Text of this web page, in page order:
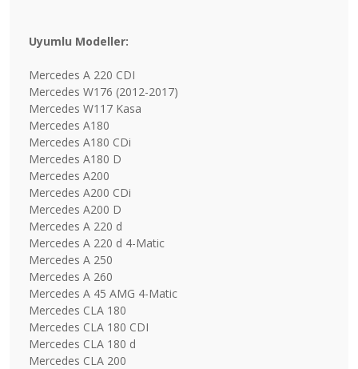
Uyumlu Modeller:
Mercedes A 220 CDI
Mercedes W176 (2012-2017)
Mercedes W117 Kasa
Mercedes A180
Mercedes A180 CDi
Mercedes A180 D
Mercedes A200
Mercedes A200 CDi
Mercedes A200 D
Mercedes A 220 d
Mercedes A 220 d 4-Matic
Mercedes A 250
Mercedes A 260
Mercedes A 45 AMG 4-Matic
Mercedes CLA 180
Mercedes CLA 180 CDI
Mercedes CLA 180 d
Mercedes CLA 200